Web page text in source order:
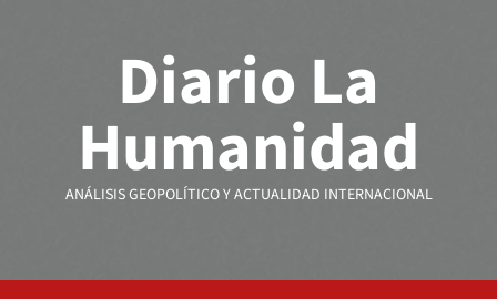
Diario La
Humanidad
ANÁLISIS GEOPOLÍTICO Y ACTUALIDAD INTERNACIONAL